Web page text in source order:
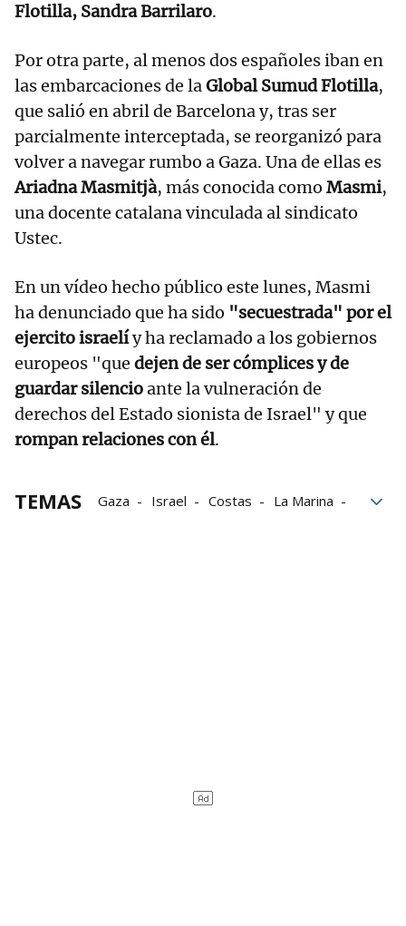
Flotilla, Sandra Barrilaro.
Por otra parte, al menos dos españoles iban en
las embarcaciones de laGlobal Sumud Flotilla,
que salió en abril de Barcelona y, tras ser
parcialmente interceptada, se reorganizó para
volver a navegar rumbo a Gaza. Una de ellas es
Ariadna Masmitjà, más conocida como Masmi,
una docente catalana vinculada al sindicato
Ustec.
En un vídeo hecho público este lunes, Masmi
ha denunciado que ha sido "secuestrada" por el
ejercito israelíy ha reclamado a los gobiernos
europeos "que dejen de ser cómplicesy de
guardar silencioante la vulneración de
derechos del Estado sionista de Israel" y que
rompan relaciones con él.
TEMAS Gaza Israel Costas
La Marina